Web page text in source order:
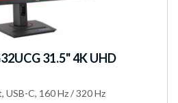
31.5" 4K UHD
C, 160 Hz / 320 Hz